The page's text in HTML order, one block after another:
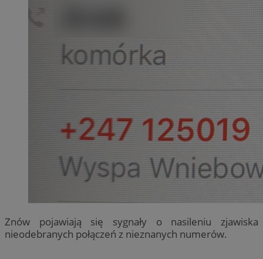
Znów pojawiają się sygnały o nasileniu zjawiska
nieodebranych połączeń z nieznanych numerów.